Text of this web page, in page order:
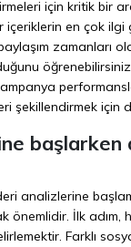
için kritik bir
içeriklerin en çok ilgi
zamanları
şekillendirmek için
analizlerine
önemlidir. İlk adım,
Farklı